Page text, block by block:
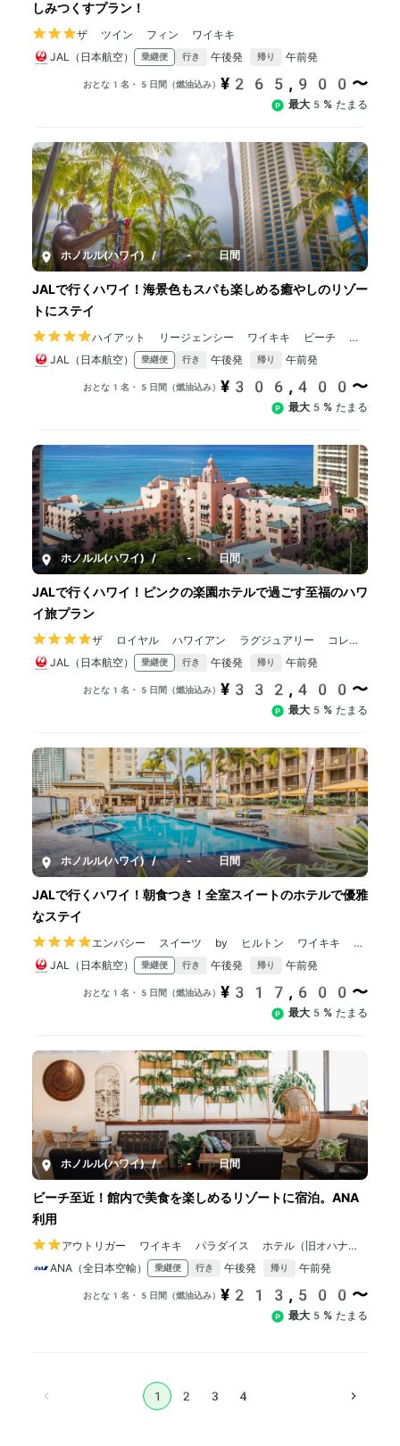
しみつくすプラン！
ザ ツイン フィン ワイキキ
JAL（日本航空）
乗継便 行き 午後発 帰り 午前発
おとな1名・5日間（燃油込み） ¥265,900〜
最大5% たまる
ホノルル(ハワイ) / 5-10日間
JALで行くハワイ！海景色もスパも楽しめる癒やしのリゾー
トにステイ
ハイアット リージェンシー ワイキキ ビーチ リ
ゾート ＆ スパ
JAL（日本航空） 乗継便 行き 午後発 帰り 午前発
おとな1名・5日間（燃油込み） ¥306,400〜
最大5% たまる
ホノルル(ハワイ) / 5-10日間
JALで行くハワイ！ピンクの楽園ホテルで過ごす至福のハワ
イ旅プラン
ザ ロイヤル ハワイアン ラグジュアリー コレク
ション リゾート
JAL（日本航空） 乗継便 行き 午後発 帰り 午前発
おとな1名・5日間（燃油込み） ¥332,400〜
最大5% たまる
ホノルル(ハワイ) / 5-10日間
JALで行くハワイ！朝食つき！全室スイートのホテルで優雅
なステイ
エンバシー スイーツ by ヒルトン ワイキキ ビ
ーチウォーク
JAL（日本航空） 乗継便 行き 午後発 帰り 午前発
おとな1名・5日間（燃油込み） ¥317,600〜
最大5% たまる
ホノルル(ハワイ) / 5-10日間
ビーチ至近！館内で美食を楽しめるリゾートに宿泊。ANA
利用
アウトリガー ワイキキ パラダイス ホテル（旧オハナワ
イキキイースト)
ANA（全日本空輸） 乗継便 行き 午後発 帰り 午前発
おとな1名・5日間（燃油込み） ¥213,500〜
最大5% たまる
1 2 3 4